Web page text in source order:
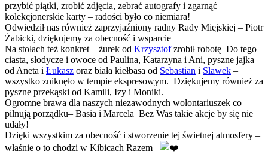
przybić piątki, zrobić zdjęcia, zebrać autografy i zgarnąć
kolekcjonerskie karty – radości było co niemiara!
Odwiedził nas również zaprzyjaźniony radny Rady Miejskiej – Piotr
Żabicki, dziękujemy za obecność i wsparcie
Na stołach też konkret – żurek od Krzysztofzrobił robotę Do tego
ciasta, słodycze i owoce od Paulina, Katarzyna i Ani, pyszne jajka
od Aneta i Łukasz oraz biała kiełbasa od Sebastian i Slawek –
wszystko zniknęło w tempie ekspresowym. Dziękujemy również za
pyszne przekąski od Kamili, Izy i Moniki.
Ogromne brawa dla naszych niezawodnych wolontariuszek co
pilnują porządku– Basia i Marcela Bez Was takie akcje by się nie
udały!
Dzięki wszystkim za obecność i stworzenie tej świetnej atmosfery –
właśnie o to chodzi w Kibicach Razem